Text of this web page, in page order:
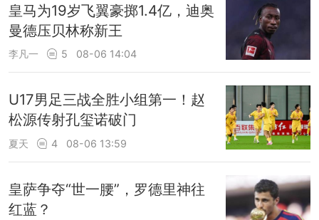
皇马为19岁飞翼豪掷1.4亿，迪奥
曼德压贝林称新王
李凡一 5 08-06 14:04
U17男足三战全胜小组第一！赵
松源传射孔玺诺破门
夏天 4 08-06 13:59
皇萨争夺“世一腰”，罗德里神往
红蓝？